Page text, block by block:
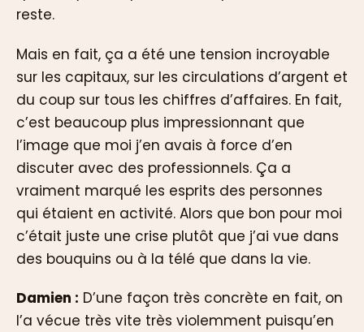
reste.
Mais en fait, ça a été une tension incroyable
sur les capitaux, sur les circulations d’argent et
du coup sur tous les chiffres d’affaires. En fait,
c’est beaucoup plus impressionnant que
l’image que moi j’en avais à force d’en
discuter avec des professionnels. Ça a
vraiment marqué les esprits des personnes
qui étaient en activité. Alors que bon pour moi
c’était juste une crise plutôt que j’ai vue dans
des bouquins ou à la télé que dans la vie.
Damien : D’une façon très concrète en fait, on
l’a vécue très vite très violemment puisqu’en